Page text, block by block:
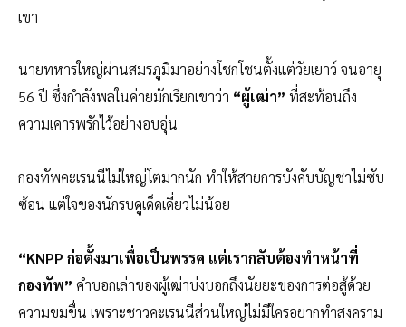
เขา
นายทหารใหญ่ผ่านสมรภูมิมาอย่างโชกโชนตั้งแต่วัยเยาว์ จนอายุ
56 ปี ซึ่งกำลังพลในค่ายมักเรียกเขาว่า “ผู้เฒ่า” ที่สะท้อนถึง
ความเคารพรักไว้อย่างอบอุ่น
กองทัพคะเรนนีไม่ใหญ่โตมากนัก ทำให้สายการบังคับบัญชาไม่ซับ
ซ้อน แต่ใจของนักรบดูเด็ดเดี่ยวไม่น้อย
“KNPP ก่อตั้งมาเพื่อเป็นพรรค แต่เรากลับต้องทำหน้าที่
กองทัพ” คำบอกเล่าของผู้เฒ่าบ่งบอกถึงนัยยะของการต่อสู้ด้วย
ความขมขื่น เพราะชาวคะเรนนีส่วนใหญ่ไม่มีใครอยากทำสงคราม